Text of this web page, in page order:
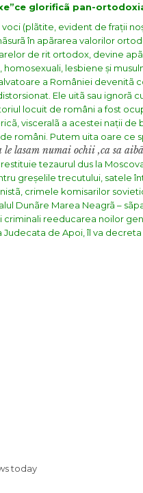
glorificã pan-
(plãtite, evident de frații
în apãrarea valorilor
de rit ortodox, devine
lesbiene și
a României devenitã
Ele uitã sau ignorã
locuit de români a fost
visceralã a acestei nații
români. Putem uita oare ce
le lasam numai ochii ,ca sa
tezaurul dus la
greșelile trecutului, satele
crimele komisarilor
Dunãre Marea Neagrã –
criminali reeducarea noilor
Judecata de Apoi, îl va
today